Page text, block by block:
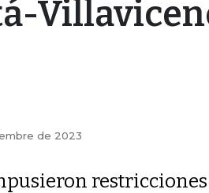
de 2023